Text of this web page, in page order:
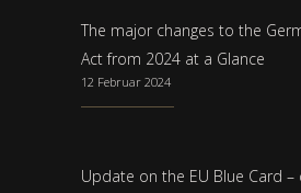
The major changes to the
Act from 2024 at a Glance
12 Februar 2024
Update on the EU Blue Card –